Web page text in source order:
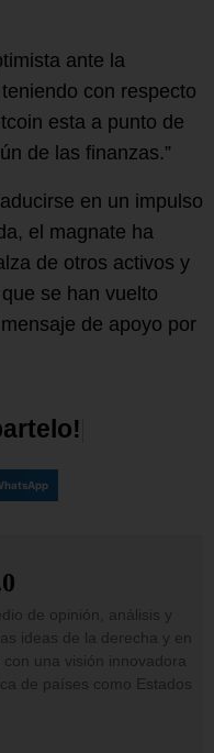
ante la
con respecto
esta a punto de
de las finanzas.”
en un impulso
el magnate ha
de otros activos y
se han vuelto
de apoyo por
arte o!
de opinión, análisis y
ideas de la derecha y en
una visión innovadora
de países como Estados